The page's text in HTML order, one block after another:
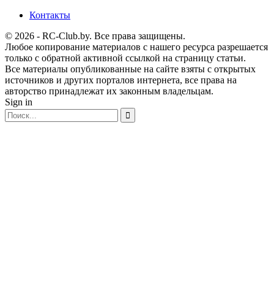
Контакты
© 2026 - RC-Club.by. Все права защищены.
Любое копирование материалов с нашего ресурса разрешается
только с обратной активной ссылкой на страницу статьи.
Все материалы опубликованные на сайте взяты с открытых
источников и других порталов интернета, все права на
авторство принадлежат их законным владельцам.
Sign in